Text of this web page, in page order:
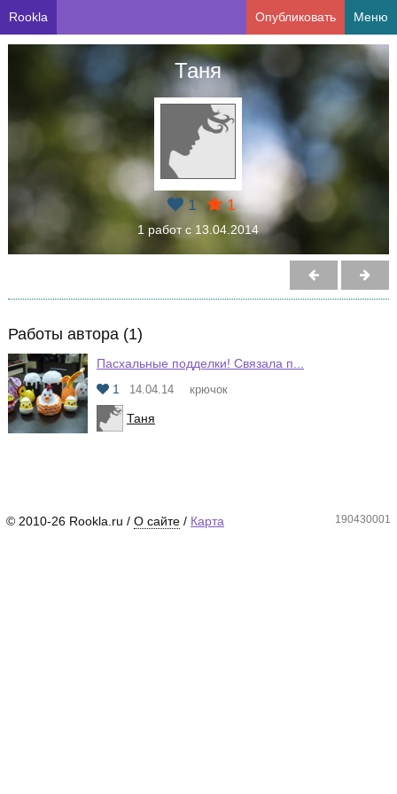
Rookla Опубликовать Меню
Таня
1 1
1 работ с 13.04.2014
Работы автора (1)
Пасхальные подделки! Связала п...
1
14.04.14 крючок
Таня
© 2010-26 Rookla.ru / О сайте / Карта 190430001